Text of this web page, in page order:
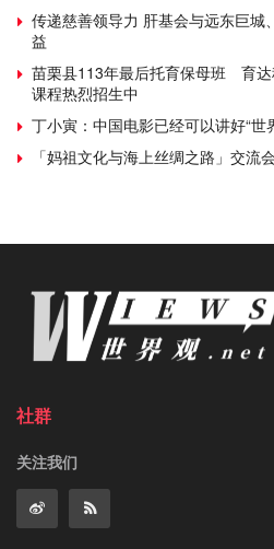
传递慈善领导力 肝基会与远东巨城
益
苗栗县113年最后托育保母班 育
课程热烈招生中
丁小寅：中国电影已经可以讲好“世
「妈祖文化与海上丝绸之路」交流
社群
关注我们